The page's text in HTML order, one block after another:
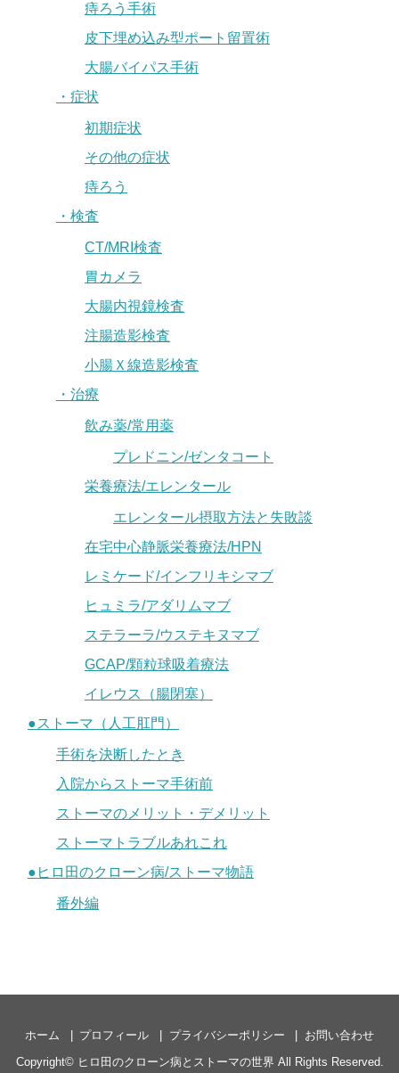
痔ろう手術
皮下埋め込み型ポート留置術
大腸バイパス手術
・症状
初期症状
その他の症状
痔ろう
・検査
CT/MRI検査
胃カメラ
大腸内視鏡検査
注腸造影検査
小腸Ｘ線造影検査
・治療
飲み薬/常用薬
プレドニン/ゼンタコート
栄養療法/エレンタール
エレンタール摂取方法と失敗談
在宅中心静脈栄養療法/HPN
レミケード/インフリキシマブ
ヒュミラ/アダリムマブ
ステラーラ/ウステキヌマブ
GCAP/顆粒球吸着療法
イレウス（腸閉塞）
●ストーマ（人工肛門）
手術を決断したとき
入院からストーマ手術前
ストーマのメリット・デメリット
ストーマトラブルあれこれ
●ヒロ田のクローン病/ストーマ物語
番外編
ホーム プロフィール プライバシーポリシー
お問い合わせ
Copyright© ヒロ田のクローン病とストーマの世界 All Rights Reserved.